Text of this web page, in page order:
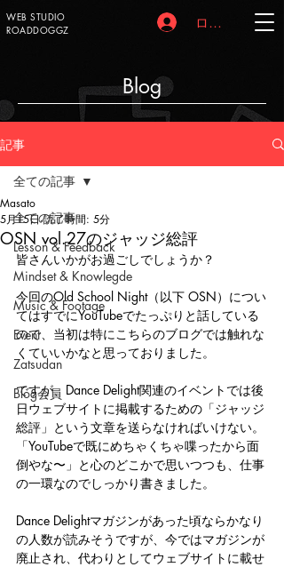
WEB STUDIO
ROADDOGGZ
ログイン
Blog
記事
全ての記事
Lesson & Feedback
Mindset & Knowlegde
Music & Footage
Event
Zatsudan
Blog会員
全ての記事
OSN vol.27のジャッジ総評
Masato
5月15日 読了時間: 5分
皆さんいかがお過ごしでしょうか？
今回のOld School Night（以下 OSN）につい
てはすでにYouTubeでたっぷりと話している
ので、当初は特にこちらのブログでは触れな
くていいかなと思っておりました。
ですが、Dance Delight関連のイベントでは後
日ウェブサイトに掲載するための「ジャッジ
総評」という文章を送らなければいけない。
「YouTubeで既にめちゃくちゃ喋ったから面
倒やな〜」と心のどこかで思いつつも、仕事
の一環なのでしっかり書きました。
Dance Delightマガジンがあった頃ならかなり
の人数が読みそうですが、今ではマガジンが
廃止され、代わりとしてウェブサイトに載せ